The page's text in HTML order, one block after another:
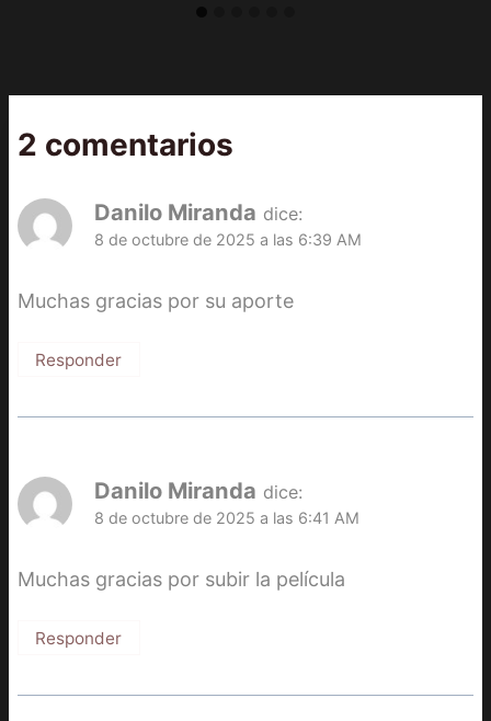
2 comentarios
Danilo Miranda dice:
8 de octubre de 2025 a las 6:39 AM
Muchas gracias por su aporte
Responder
Danilo Miranda dice:
8 de octubre de 2025 a las 6:41 AM
Muchas gracias por subir la película
Responder